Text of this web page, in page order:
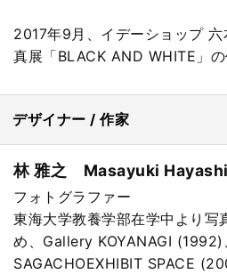
2017年9月、イデーショップ
真展「BLACK AND WHITE」の
デザイナー / 作家
林 雅之 Masayuki Hayashi
フォトグラファー
東海大学教養学部在学中より写
め、Gallery KOYANAGI (1992)
SAGACHOEXHIBIT SPACE